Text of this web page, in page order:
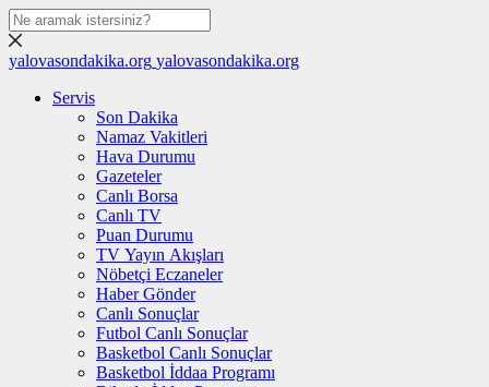
yalovasondakika.org yalovasondakika.org
Servis
Son Dakika
Namaz Vakitleri
Hava Durumu
Gazeteler
Canlı Borsa
Canlı TV
Puan Durumu
TV Yayın Akışları
Nöbetçi Eczaneler
Haber Gönder
Canlı Sonuçlar
Futbol Canlı Sonuçlar
Basketbol Canlı Sonuçlar
Basketbol İddaa Programı